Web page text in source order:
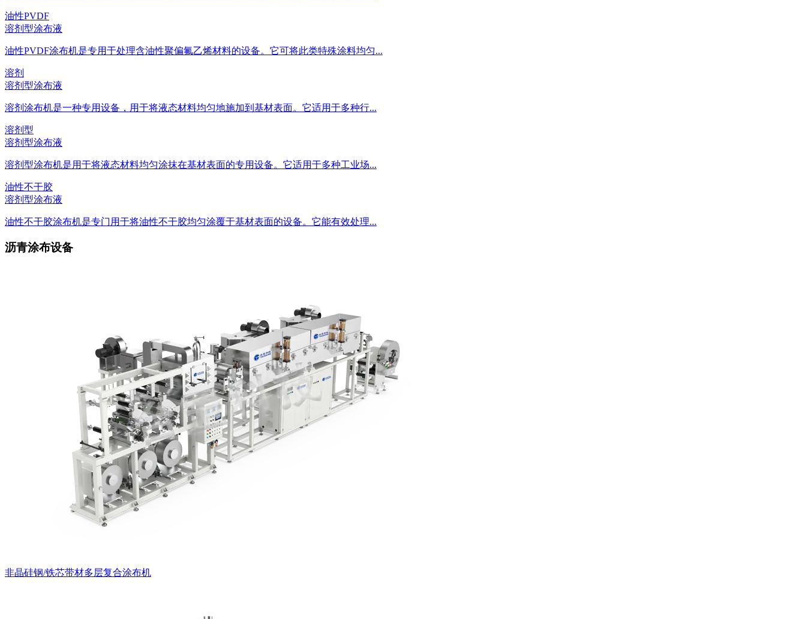
油性PVDF
溶剂型涂布液
油性PVDF涂布机是专用于处理含油性聚偏氟乙烯材料的设备。它可将此类特殊涂料均匀...
溶剂
溶剂型涂布液
溶剂涂布机是一种专用设备，用于将液态材料均匀地施加到基材表面。它适用于多种行...
溶剂型
溶剂型涂布液
溶剂型涂布机是用于将液态材料均匀涂抹在基材表面的专用设备。它适用于多种工业场...
油性不干胶
溶剂型涂布液
油性不干胶涂布机是专门用于将油性不干胶均匀涂覆于基材表面的设备。它能有效处理...
沥青涂布设备
非晶硅钢/铁芯带材多层复合涂布机